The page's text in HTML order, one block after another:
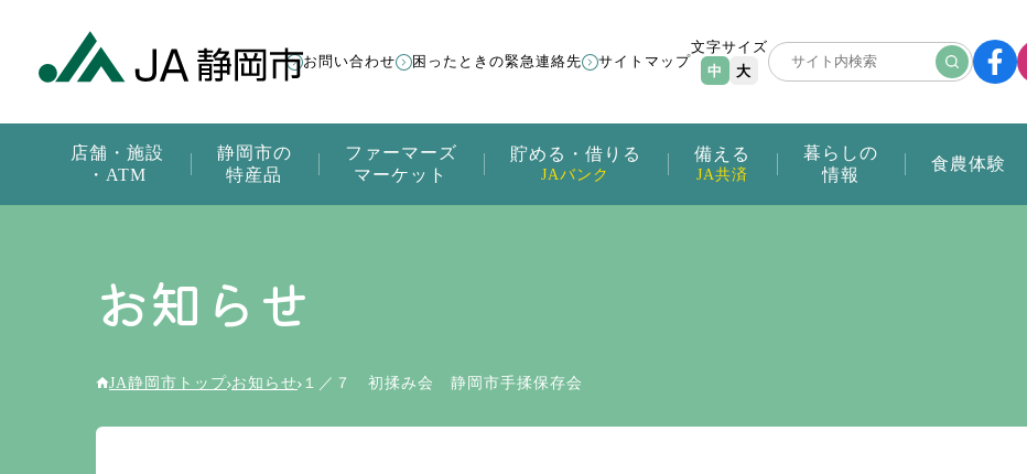
店舗・施設
・ATM
静岡市の
特産品
ファーマーズ
マーケット
貯める・借りる
JAバンク
備える
JA共済
暮らしの
情報
食農体験
お問い合わせ 困ったときの緊急連絡先 サイトマップ
文字サイズ
中
大
お知らせ
JA静岡市トップ お知らせ １／７ 初揉み会 静岡市手揉保存会